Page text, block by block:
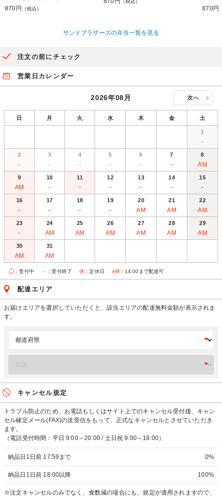
870円
（税込）
（税込）
870円
サンドブラザーズの弁当一覧を見る
注文の前にチェック
営業日カレンダー
2026年08月 次へ
日 月 火 水 木 金 土
1
－
2
－
3
－
4
－
5
－
6
－
7
－
8
AM
9
AM
10
－
11
－
12
－
13
－
14
－
15
－
16
－
17
－
18
－
19
－
20
AM
21
AM
22
AM
23
－
24
AM
25
AM
26
AM
27
AM
28
AM
29
AM
30
AM
31
AM
◯ ：受付中 － ：受付終了 休 ：定休日 AM ：14:00まで配達可
配達エリア
お届けエリアを選択していただくと、該当エリアの配達無料金額が表示されま
す。
キャンセル規定
トラブル防止のため、お電話もしくはサイト上でのキャンセル受付後、キャン
セル確定メール(FAX)の送受信をもって、正式なキャンセルとさせていただき
ます。
（電話受付時間：平日 9:00～20:00 / 土日祝 9:00～18:00）
納品日1日前 17:59まで 0%
納品日1日前 18:00以降 100%
※注文キャンセルのみでなく、食数減の場合にも、規定が適用されますので、